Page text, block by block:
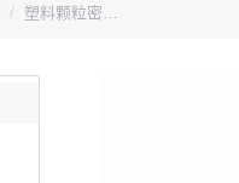
塑料颗粒密…